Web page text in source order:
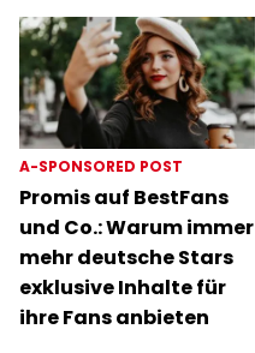
A-SPONSORED POST
Promis auf BestFans
und Co.: Warum immer
mehr deutsche Stars
exklusive Inhalte für
ihre Fans anbieten